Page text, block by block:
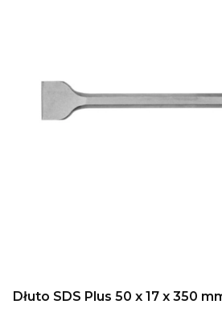
Dłuto SDS Plus 50 x 17 x 350